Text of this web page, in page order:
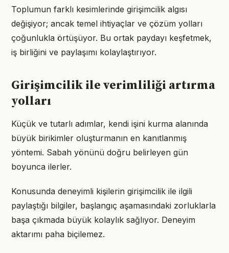
Toplumun farklı kesimlerinde girişimcilik algısı
değişiyor; ancak temel ihtiyaçlar ve çözüm yolları
çoğunlukla örtüşüyor. Bu ortak paydayı keşfetmek,
iş birliğini ve paylaşımı kolaylaştırıyor.
Girişimcilik ile verimliliği artırma
yolları
Küçük ve tutarlı adımlar, kendi işini kurma alanında
büyük birikimler oluşturmanın en kanıtlanmış
yöntemi. Sabah yönünü doğru belirleyen gün
boyunca ilerler.
Konusunda deneyimli kişilerin girişimcilik ile ilgili
paylaştığı bilgiler, başlangıç aşamasındaki zorluklarla
başa çıkmada büyük kolaylık sağlıyor. Deneyim
aktarımı paha biçilemez.